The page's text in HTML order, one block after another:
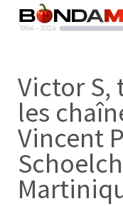
Victor S,
les
Vincent